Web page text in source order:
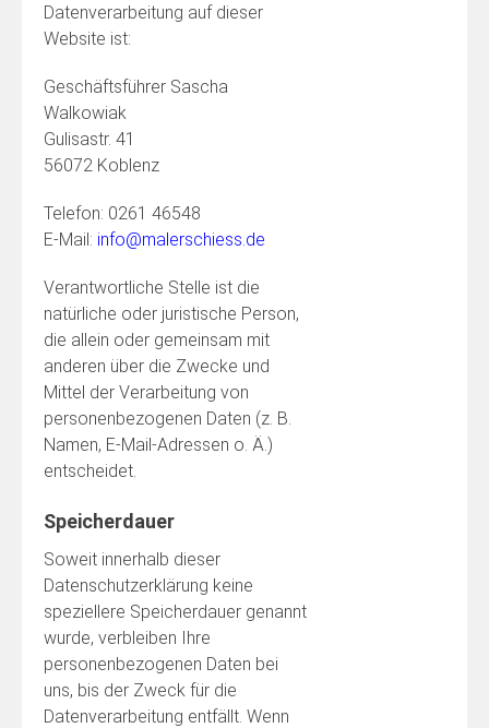
Datenverarbeitung auf dieser
Website ist:
Geschäftsführer Sascha
Walkowiak
Gulisastr. 41
56072 Koblenz
Telefon: 0261 46548
E-Mail: info@malerschiess.de
Verantwortliche Stelle ist die
natürliche oder juristische Person,
die allein oder gemeinsam mit
anderen über die Zwecke und
Mittel der Verarbeitung von
personenbezogenen Daten (z. B.
Namen, E-Mail-Adressen o. Ä.)
entscheidet.
Speicherdauer
Soweit innerhalb dieser
Datenschutzerklärung keine
speziellere Speicherdauer genannt
wurde, verbleiben Ihre
personenbezogenen Daten bei
uns, bis der Zweck für die
Datenverarbeitung entfällt. Wenn